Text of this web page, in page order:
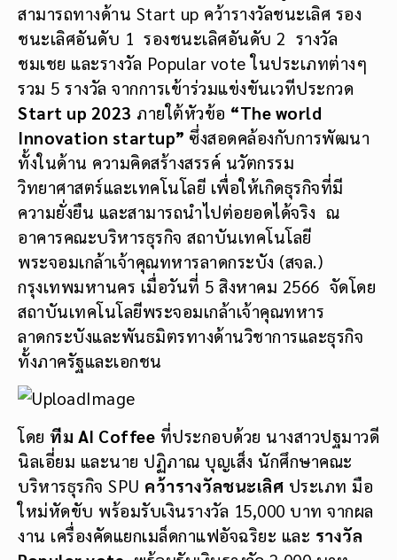
สามารถทางด้าน Start up คว้ารางวัลชนะเลิศ รอง
ชนะเลิศอันดับ 1 รองชนะเลิศอันดับ 2 รางวัล
ชมเชย และรางวัล Popular vote ในประเภทต่างๆ
รวม 5 รางวัล จากการเข้าร่วมแข่งขันเวทีประกวด
Start up 2023 ภายใต้หัวข้อ “The world
Innovation startup” ซึ่งสอดคล้องกับการพัฒนา
ทั้งในด้าน ความคิดสร้างสรรค์ นวัตกรรม
วิทยาศาสตร์และเทคโนโลยี เพื่อให้เกิดธุรกิจที่มี
ความยั่งยืน และสามารถนำไปต่อยอดได้จริง ณ
อาคารคณะบริหารธุรกิจ สถาบันเทคโนโลยี
พระจอมเกล้าเจ้าคุณทหารลาดกระบัง (สจล.)
กรุงเทพมหานคร เมื่อวันที่ 5 สิงหาคม 2566 จัดโดย
สถาบันเทคโนโลยีพระจอมเกล้าเจ้าคุณทหาร
ลาดกระบังและพันธมิตรทางด้านวิชาการและธุรกิจ
ทั้งภาครัฐและเอกชน
โดย ทีม AI Coffee ที่ประกอบด้วย นางสาวปฐมาวดี
นิลเอี่ยม และนาย ปฏิภาณ บุญเส็ง นักศึกษาคณะ
บริหารธุรกิจ SPU คว้ารางวัลชนะเลิศ ประเภท มือ
ใหม่หัดขับ พร้อมรับเงินรางวัล 15,000 บาท จากผล
งาน เครื่องคัดแยกเมล็ดกาแฟอัจฉริยะ และ รางวัล